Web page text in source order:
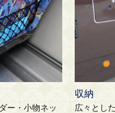
ー・小物ネッ
収納
広々とし